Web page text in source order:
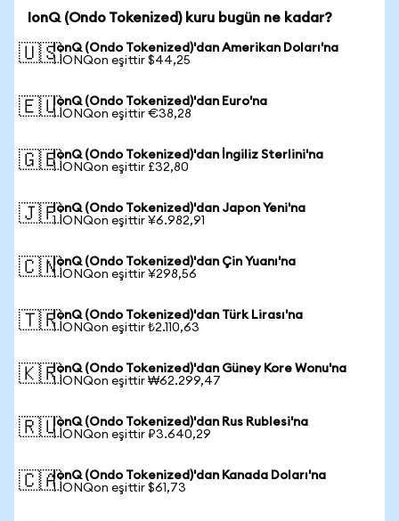
IonQ (Ondo Tokenized) kuru bugün ne kadar?
🇺🇸IonQ (Ondo Tokenized)'dan Amerikan Doları'na
1 IONQon eşittir $44,25
🇪🇺IonQ (Ondo Tokenized)'dan Euro'na
1 IONQon eşittir €38,28
🇬🇧IonQ (Ondo Tokenized)'dan İngiliz Sterlini'na
1 IONQon eşittir £32,80
🇯🇵IonQ (Ondo Tokenized)'dan Japon Yeni'na
1 IONQon eşittir ¥6.982,91
🇨🇳IonQ (Ondo Tokenized)'dan Çin Yuanı'na
1 IONQon eşittir ¥298,56
🇹🇷IonQ (Ondo Tokenized)'dan Türk Lirası'na
1 IONQon eşittir ₺2.110,63
🇰🇷IonQ (Ondo Tokenized)'dan Güney Kore Wonu'na
1 IONQon eşittir ₩62.299,47
🇷🇺IonQ (Ondo Tokenized)'dan Rus Rublesi'na
1 IONQon eşittir ₽3.640,29
🇨🇦IonQ (Ondo Tokenized)'dan Kanada Doları'na
1 IONQon eşittir $61,73